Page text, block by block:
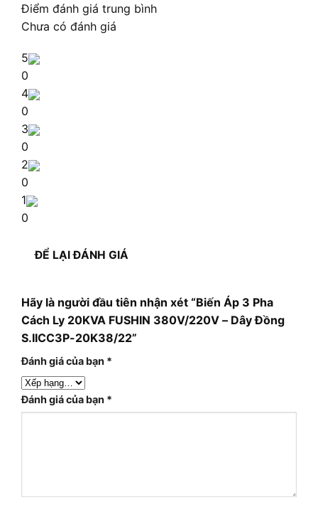
Điểm đánh giá trung bình
Chưa có đánh giá
5
0
4
0
3
0
2
0
1
0
ĐỂ LẠI ĐÁNH GIÁ
Hãy là người đầu tiên nhận xét “Biến Áp 3 Pha
Cách Ly 20KVA FUSHIN 380V/220V – Dây Đồng
S.IICC3P-20K38/22”
Đánh giá của bạn *
Đánh giá của bạn *